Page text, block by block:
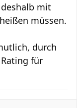
mit
müssen.
durch
für